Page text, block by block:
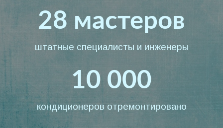
28 мастеров
штатные специалисты и инженеры
10 000
кондиционеров отремонтировано